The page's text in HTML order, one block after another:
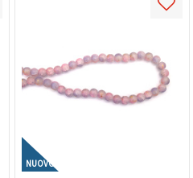
NUOVO